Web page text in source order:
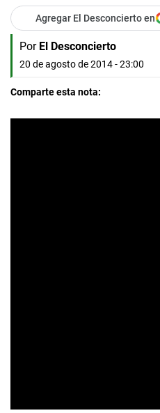
Agregar El Desconcierto en
Por El Desconcierto
20 de agosto de 2014 - 23:00
Comparte esta nota: